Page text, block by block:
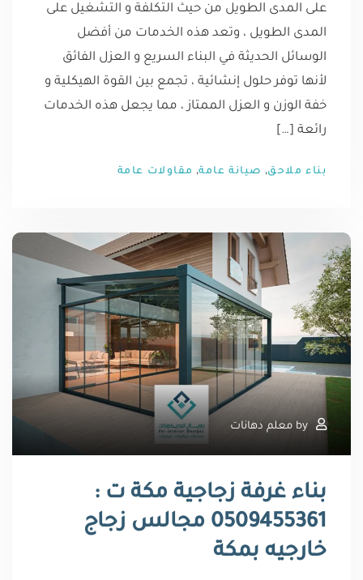
على المدى الطويل من حيث التكلفة و التشغيل على
المدى الطويل ، وتعد هذه الخدمات من أفضل
الوسائل الحديثة في البناء السريع و العزل الفائق
لأنها توفر حلول إنشائية ، تجمع بين القوة الهيكلية و
خفة الوزن و العزل الممتاز ، مما يجعل هذه الخدمات
رائعة […]
بناء ملاحق, صيانة عامة, مقاولات عامة
by معلم دهانات
بناء غرفة زجاجية مكة ت :
0509455361 مجالس زجاج
خارجيه بمكة